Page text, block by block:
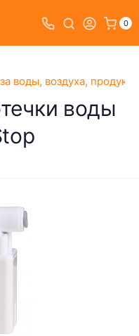
0
воды, воздуха,
воды